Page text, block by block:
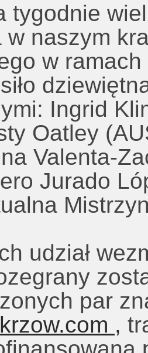
tygodnie
w naszym
w
Ingrid
Oatley
Valenta-
Jurado
udział
par
,